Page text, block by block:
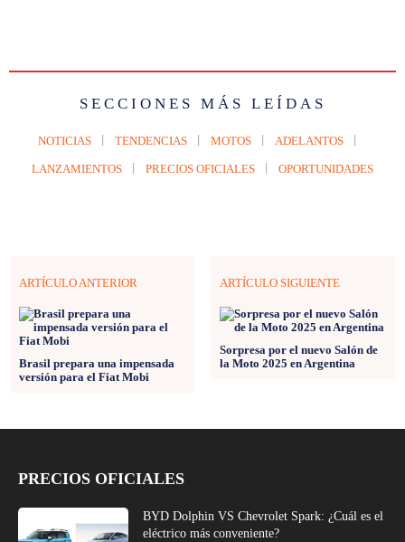
SECCIONES MÁS LEÍDAS
NOTICIAS TENDENCIAS MOTOS ADELANTOS
LANZAMIENTOS PRECIOS OFICIALES OPORTUNIDADES
ARTÍCULO ANTERIOR
Brasil prepara una impensada
versión para el Fiat Mobi
ARTÍCULO SIGUIENTE
Sorpresa por el nuevo Salón de
la Moto 2025 en Argentina
PRECIOS OFICIALES
BYD Dolphin VS Chevrolet Spark: ¿Cuál es el
eléctrico más conveniente?